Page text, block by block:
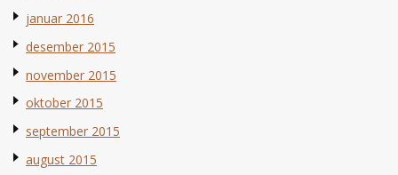
januar 2016
desember 2015
november 2015
oktober 2015
september 2015
august 2015